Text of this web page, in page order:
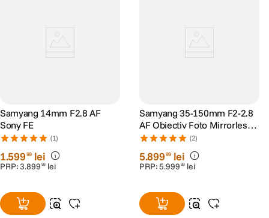
Samyang 14mm F2.8 AF
Sony FE
(1)
1.59999 lei
PRP:3.899 99 lei
Samyang 35-150mm F2-2.8
AF Obiectiv Foto Mirrorless
Montura Sony FE
(2)
5.89999 lei
PRP:5.999 99 lei